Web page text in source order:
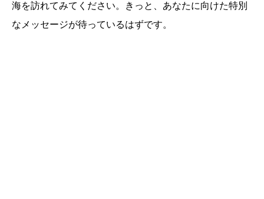
海を訪れてみてください。きっと、あなたに向けた特別
なメッセージが待っているはずです。